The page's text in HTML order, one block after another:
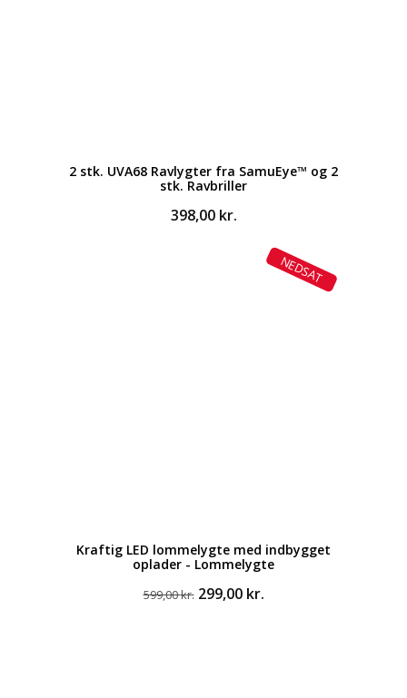
2 stk. UVA68 Ravlygter fra SamuEye™ og 2
stk. Ravbriller
398,00 kr.
NEDSAT
Kraftig LED lommelygte med indbygget
oplader - Lommelygte
599,00kr. Den
299,00 kr.Den